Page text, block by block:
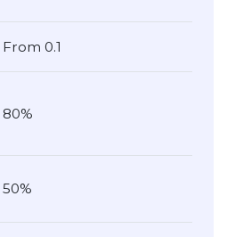
From 0.1
80%
50%